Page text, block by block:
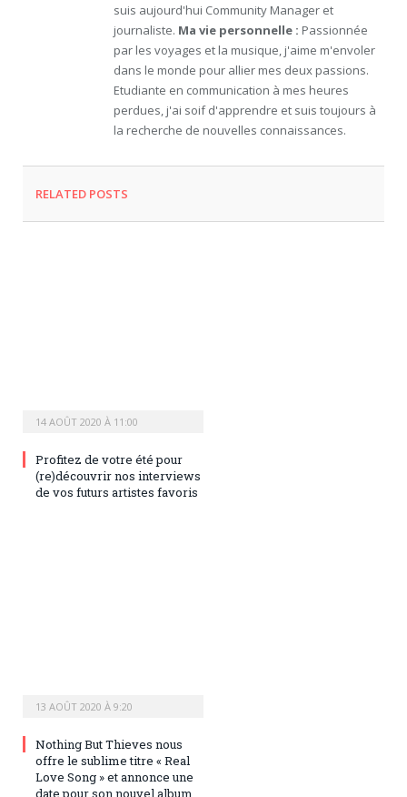
suis aujourd'hui Community Manager et
journaliste. Ma vie personnelle : Passionnée
par les voyages et la musique, j'aime m'envoler
dans le monde pour allier mes deux passions.
Etudiante en communication à mes heures
perdues, j'ai soif d'apprendre et suis toujours à
la recherche de nouvelles connaissances.
RELATED POSTS
14 AOÛT 2020 À 11:00
Profitez de votre été pour
(re)découvrir nos interviews
de vos futurs artistes favoris
13 AOÛT 2020 À 9:20
Nothing But Thieves nous
offre le sublime titre « Real
Love Song » et annonce une
date pour son nouvel album